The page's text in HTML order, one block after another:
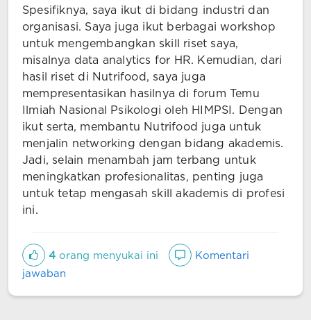
Spesifiknya, saya ikut di bidang industri dan
organisasi. Saya juga ikut berbagai workshop
untuk mengembangkan skill riset saya,
misalnya data analytics for HR. Kemudian, dari
hasil riset di Nutrifood, saya juga
mempresentasikan hasilnya di forum Temu
Ilmiah Nasional Psikologi oleh HIMPSI. Dengan
ikut serta, membantu Nutrifood juga untuk
menjalin networking dengan bidang akademis.
Jadi, selain menambah jam terbang untuk
meningkatkan profesionalitas, penting juga
untuk tetap mengasah skill akademis di profesi
ini.
4 orang menyukai ini
Komentari
jawaban